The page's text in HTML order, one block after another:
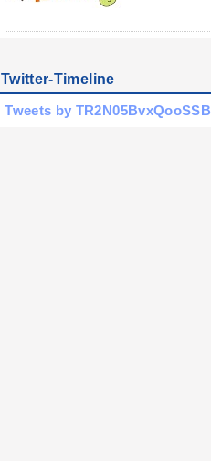
Twitter-Timeline
Tweets by TR2N05BvxQooSSB